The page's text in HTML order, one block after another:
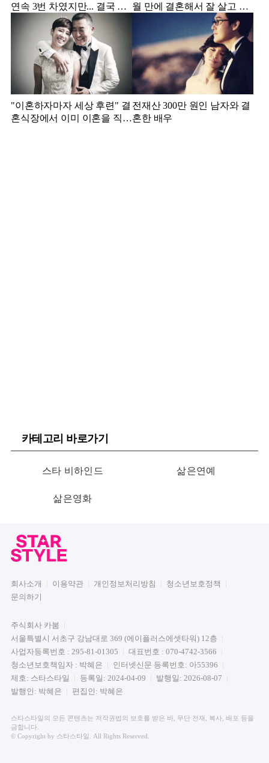
연속 3번 차였지만... 결국 결
혼에 성공한 배우
월 만에 결혼해서 잘 살고 있
"이혼하자마자 세상 후련" 결
혼식장에서 이미 이혼을 직감
전재산 300만 원인 남자와 결
혼한 배우
카테고리 바로가기
스타 비하인드 삶은연예
삶은영화
회사소개 이용약관 개인정보처리방침
청소년보호정책
문의하기
주식회사 카붐
서울특별시 서초구 강남대로 369 (에이플러스에셋타워) 12층
사업자등록번호 : 295-81-01305
대표번호 : 070-4742-3566
청소년보호책임자 : 박혜은
인터넷신문 등록번호: 아55396
제호: 스타스타일
등록일: 2024-04-09
발행일: 2026-08-07
발행인: 박혜은
편집인: 박혜은
스타스타일의 모든 콘텐츠는 저작권법의 보호를 받은 바, 무단 전재, 복사, 배포 등을
금합니다.
© Copyright by 스타스타일. All Rights Reserved.